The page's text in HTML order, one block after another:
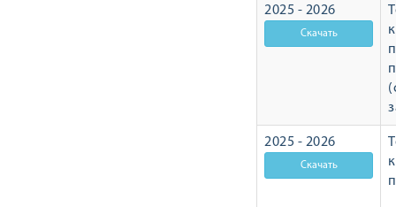
2025 - 2026
2025 - 2026